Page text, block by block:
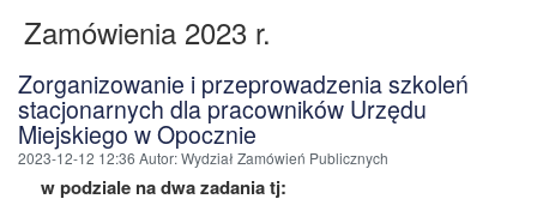
Zamówienia 2023 r.
Zorganizowanie i przeprowadzenia szkoleń
stacjonarnych dla pracowników Urzędu
Miejskiego w Opocznie
2023-12-12 12:36 Autor: Wydział Zamówień Publicznych
w podziale na dwa zadania tj: